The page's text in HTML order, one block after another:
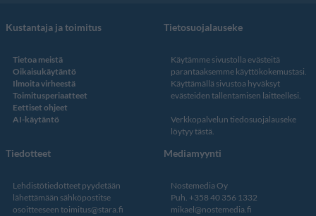
Kustantaja ja toimitus
Tietoa meistä
Oikaisukäytäntö
Ilmoita virheestä
Toimitusperiaatteet
Eettiset ohjeet
AI-käytäntö
Tietosuojalauseke
Käytämme sivustolla evästeitä
parantaaksemme käyttökokemustasi.
Käyttämällä sivustoa hyväksyt
evästeiden tallentamisen laitteellesi.
Verkkopalvelun tiedosuojalauseke
löytyy tästä.
Tiedotteet
Lehdistötiedotteet pyydetään
lähettämään sähköpostitse
osoitteeseen toimitus@stara.fi
Mediamyynti
Nostemedia Oy
Puh. +358 40 356 1332
mikael@nostemedia.fi